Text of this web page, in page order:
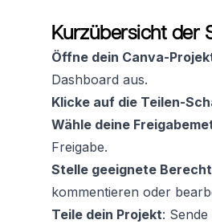
Kurzübersicht der
Öffne dein Canva-
Dashboard aus.
Klicke auf die Teilen-
Wähle deine
Freigabe.
Stelle geeignete
kommentieren oder
Teile dein Projekt: